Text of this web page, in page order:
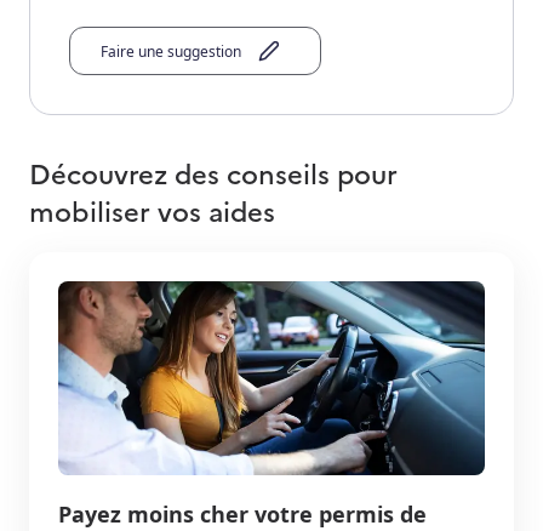
Faire une suggestion
Découvrez des conseils pour
mobiliser vos aides
Payez moins cher votre permis de